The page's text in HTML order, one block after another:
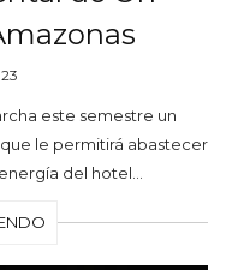
este semestre un
le permitirá abastecer
del hotel…